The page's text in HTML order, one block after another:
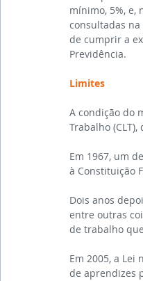
mínimo, 5%, e,
consultadas na
de cumprir a
Previdência.
Limites
A condição do
Trabalho
Em 1967, um
à Constituição
Dois anos
entre outras
de trabalho
Em 2005, a
de aprendizes